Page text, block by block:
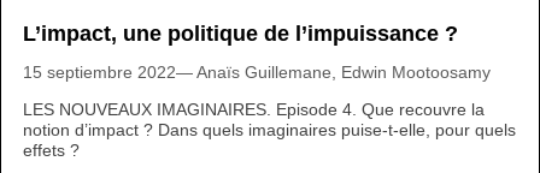
L’impact, une politique de l’impuissance ?
15 septiembre 2022 Anaïs Guillemane, Edwin Mootoosamy
LES NOUVEAUX IMAGINAIRES. Episode 4. Que recouvre la
notion d’impact ? Dans quels imaginaires puise-t-elle, pour quels
effets ?